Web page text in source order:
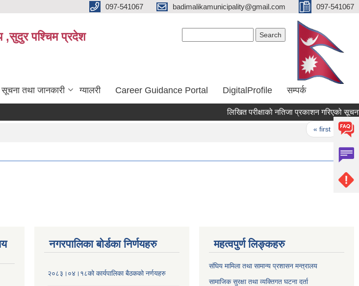
097-541067 badimalikamunicipality@gmail.com 097-541067
,सुदुर पश्चिम प्रदेश
सूचना तथा जानकारी ग्यालरी Career Guidance Portal DigitalProfile सम्पर्क
लिखित परीक्षाको नतिजा प्रकाशन गरिएको सूचना
« first ‹
नगरपालिका बोर्डका निर्णयहरु
२०८३।०४।१८को कार्यपालिका बैठकको नर्णयहरु
महत्वपुर्ण लिङ्कहरु
संघिय मामिला तथा सामान्य प्रशासन मन्त्रालय
सामाजिक सुरक्षा तथा व्यक्तिगत घटना दर्ता